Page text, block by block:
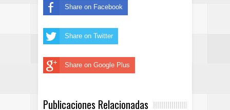
Share on Facebook
Share on Twitter
Share on Google Plus
Publicaciones Relacionadas